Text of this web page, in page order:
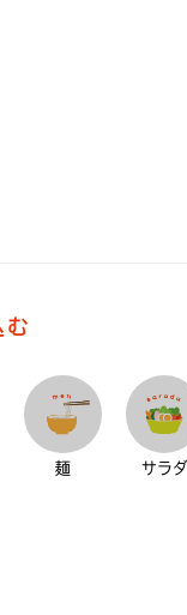
む
麺 サラダ